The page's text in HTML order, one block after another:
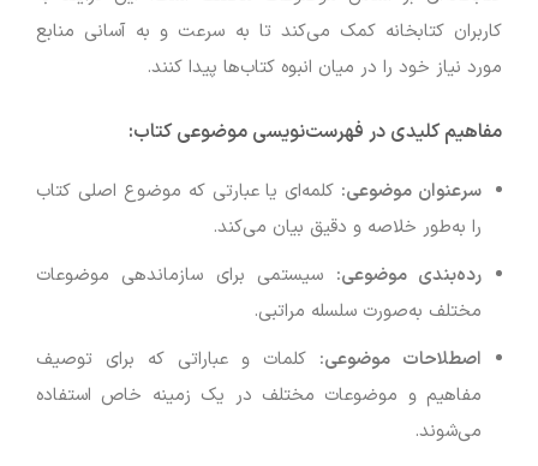
کاربران کتابخانه کمک می‌کند تا به سرعت و به آسانی منابع
مورد نیاز خود را در میان انبوه کتاب‌ها پیدا کنند.
مفاهیم کلیدی در فهرست‌نویسی موضوعی کتاب:
سرعنوان موضوعی: کلمه‌ای یا عبارتی که موضوع اصلی کتاب
را به‌طور خلاصه و دقیق بیان می‌کند.
رده‌بندی موضوعی: سیستمی برای سازماندهی موضوعات
مختلف به‌صورت سلسله مراتبی.
اصطلاحات موضوعی: کلمات و عباراتی که برای توصیف
مفاهیم و موضوعات مختلف در یک زمینه خاص استفاده
می‌شوند.